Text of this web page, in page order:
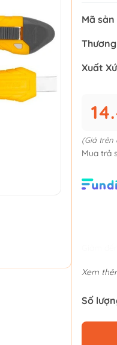
Mã
Xuất
(Giá trên
Mua trả
Xem
Số